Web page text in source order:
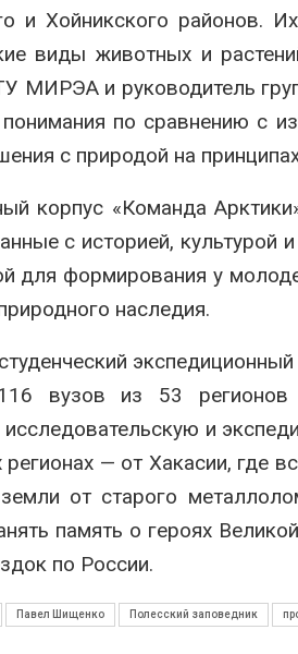
и Хойникского районов.
виды животных и
МИРЭА и руководитель
по сравнению с
с природой на
корпус «Команда
с историей,
для формирования у
наследия.
вузов из 53
исследовательскую и
— от Хакасии, где
от старого
память о героях
по России.
Павел Шищенко Полесский заповедник